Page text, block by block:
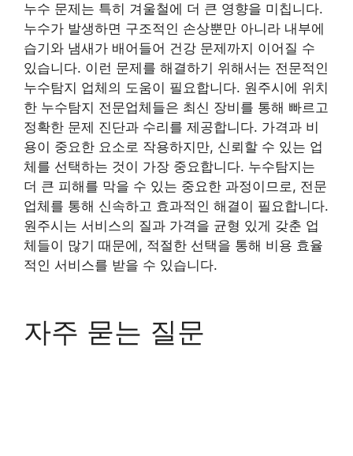
누수 문제는 특히 겨울철에 더 큰 영향을 미칩니다.
누수가 발생하면 구조적인 손상뿐만 아니라 내부에
습기와 냄새가 배어들어 건강 문제까지 이어질 수
있습니다. 이런 문제를 해결하기 위해서는 전문적인
누수탐지 업체의 도움이 필요합니다. 원주시에 위치
한 누수탐지 전문업체들은 최신 장비를 통해 빠르고
정확한 문제 진단과 수리를 제공합니다. 가격과 비
용이 중요한 요소로 작용하지만, 신뢰할 수 있는 업
체를 선택하는 것이 가장 중요합니다. 누수탐지는
더 큰 피해를 막을 수 있는 중요한 과정이므로, 전문
업체를 통해 신속하고 효과적인 해결이 필요합니다.
원주시는 서비스의 질과 가격을 균형 있게 갖춘 업
체들이 많기 때문에, 적절한 선택을 통해 비용 효율
적인 서비스를 받을 수 있습니다.
자주 묻는 질문